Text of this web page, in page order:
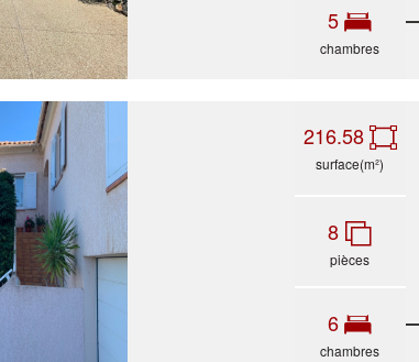
5
chambres
216.58
surface(m²)
8
pièces
6
chambres